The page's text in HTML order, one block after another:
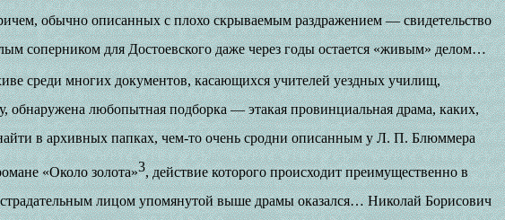
обычно описанных с плохо скрываемым раздражением — свидетельство
соперником для Достоевского даже через годы остается «живым» делом…
среди многих документов, касающихся учителей уездных училищ,
обнаружена любопытная подборка — этакая провинциальная драма, каких,
в архивных папках, чем-то очень сродни описанным у Л. П. Блюммера
«Около золота»3, действие которого происходит преимущественно в
лицом упомянутой выше драмы оказался… Николай Борисович